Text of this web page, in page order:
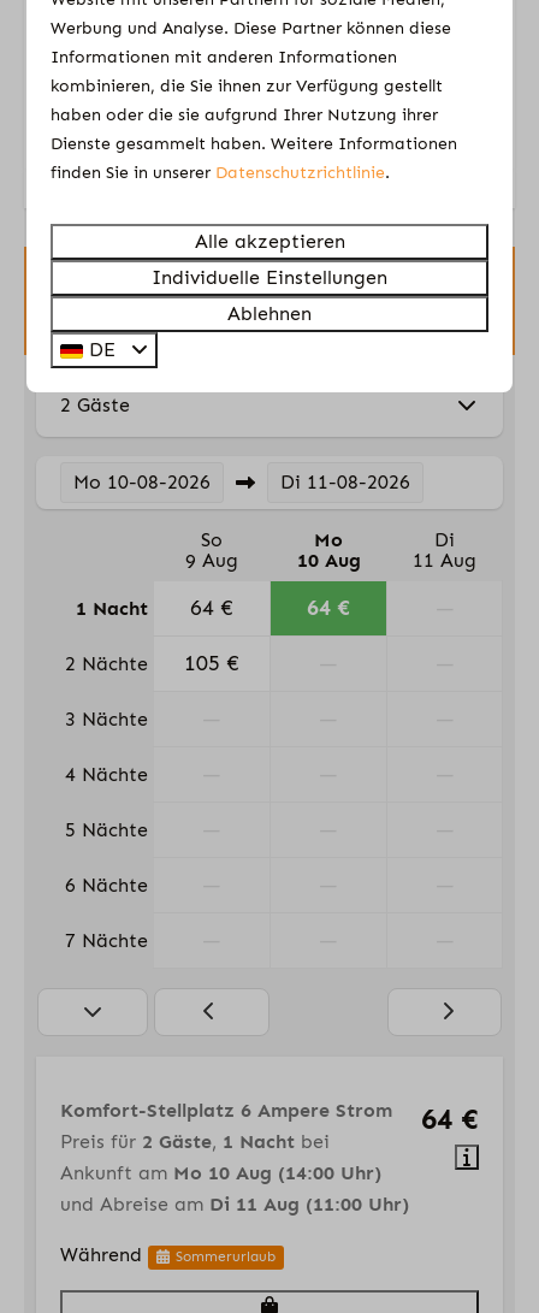
haben einen Blick auf einen Spielplatz. Geeignet
für Wohnwagen, Faltanhänger, Zelte und auch
Wohnmobile.☀️⛺
Energie-Label:
Verfügbarkeit und Preis
2 Gäste
Mo 10-08-2026 Di 11-08-2026
So
9 Aug
Mo
10 Aug
Di
11 Aug
1 Nacht 64 € 64 €
2 Nächte 105 €
3 Nächte
4 Nächte
5 Nächte
6 Nächte
7 Nächte
64 €
Komfort-Stellplatz 6 Ampere Strom
Preis für 2 Gäste, 1 Nacht bei
Ankunft am Mo 10 Aug (14:00 Uhr)
und Abreise am Di 11 Aug (11:00 Uhr)
Während Sommerurlaub
Werbung und Analyse. Diese Partner können diese
Informationen mit anderen Informationen
kombinieren, die Sie ihnen zur Verfügung gestellt
haben oder die sie aufgrund Ihrer Nutzung ihrer
Dienste gesammelt haben. Weitere Informationen
finden Sie in unserer Datenschutzrichtlinie.
Alle akzeptieren
Individuelle Einstellungen
Ablehnen
DE